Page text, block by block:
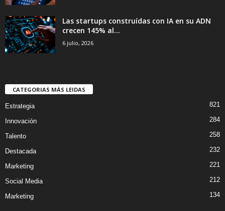
Las startups construídas con IA en su ADN
crecen 145% al...
6 julio, 2026
CATEGORIAS MÁS LEIDAS
Estrategia 821
Innovación 284
Talento 258
Destacada 232
Marketing 221
Social Media 212
Marketing 134